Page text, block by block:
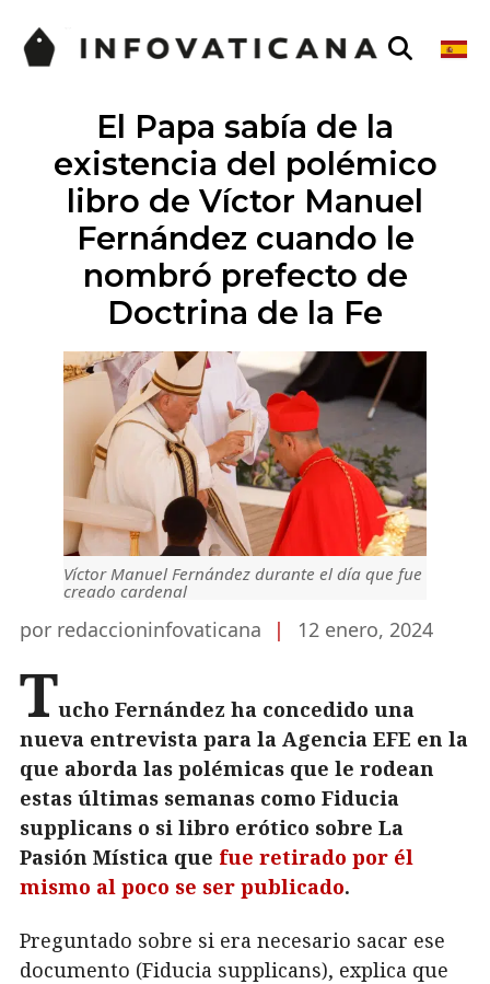
El Papa sabía de la
existencia del polémico
libro de Víctor Manuel
Fernández cuando le
nombró prefecto de
Doctrina de la Fe
Víctor Manuel Fernández durante el día que fue
creado cardenal
por redaccioninfovaticana | 12 enero, 2024
Tucho Fernández ha concedido una
nueva entrevista para la Agencia EFE en la
que aborda las polémicas que le rodean
estas últimas semanas como Fiducia
supplicans o si libro erótico sobre La
Pasión Mística que fue retirado por él
mismo al poco se ser publicado.
Preguntado sobre si era necesario sacar ese
documento (Fiducia supplicans), explica que